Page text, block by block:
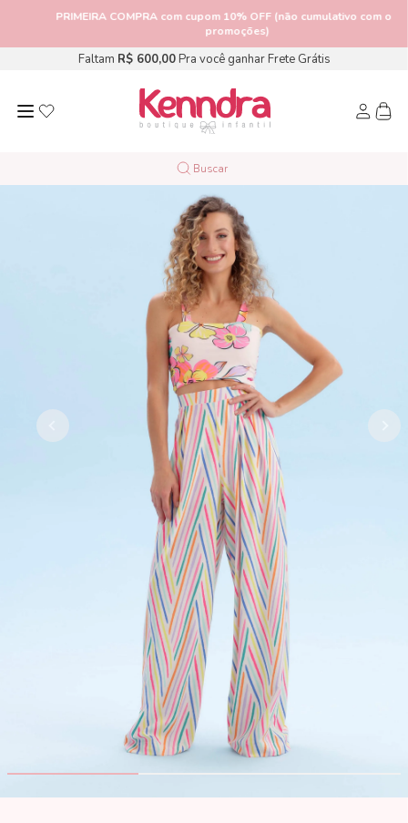
PRIMEIRA COMPRAcom cupom 10% OFF (não cumulativo com outras
promoções)
Faltam R$ 600,00Pra você ganhar Frete Grátis